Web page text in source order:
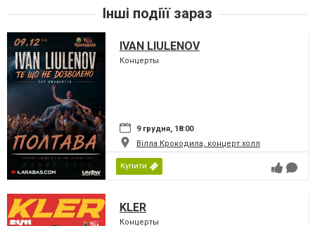
Інші подіїї зараз
IVAN LIULENOV
Концерты
9 грудня, 18:00
Вілла Крокодила, концерт холл
Купити
KLER
Концерты